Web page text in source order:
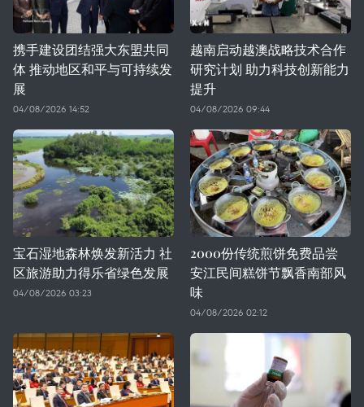
携手建设团结强大东盟共同
体 推动地区和平与可持续发
展
04/08/2026 14:52
越南启动越澳战略技术合作
研究计划 助力科技创新能力
提升
04/08/2026 09:44
宝石湿地森林焕发新活力 社
区旅游助力得乐省绿色发展
04/08/2026 03:23
2000份传统煎饼免费品尝
安江民间糕饼节飘香南部风
味
04/08/2026 02:12